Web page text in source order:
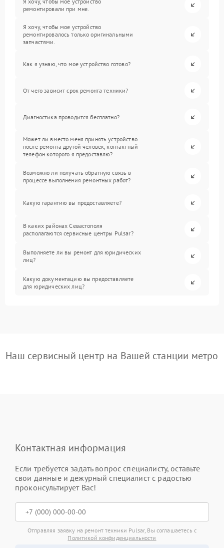
ремонтировали при мне.
Я хочу, чтобы мое устройство
ремонтировалось только оригинальными
запчастями.
Как я узнаю, что мое устройство готово?
От чего зависит срок ремонта техники?
Диагностика проводится бесплатно?
Может ли вместо меня принять устройство
после ремонта другой человек, контактный
телефон которого я предоставлю?
Возможно ли получать обратную связь в
процессе выполнения ремонтных работ?
Какую гарантию вы предоставляете?
В каких районах Севастополя
располагаются сервисные центры Pulsar?
Выполняете ли вы ремонт для юридических
лиц?
Какую документацию вы предоставляете
для юридических лиц?
Наш сервисный центр на Вашей станции метро
Контактная информация
Если требуется задать вопрос специалисту, оставьте
свои данные и дежурный специалист с радостью
проконсультирует Вас!
Отправляя заявку на ремонт техники Pulsar, Вы соглашаетесь с
Политикой конфиденциальности